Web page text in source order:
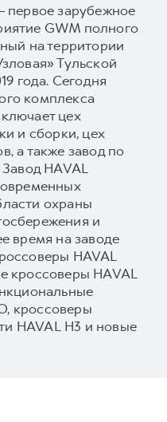
первое зарубежное
GWM полного
на территории
Тульской
года. Сегодня
комплекса
цех
и сборки, цех
а также завод по
HAVAL
охраны
и
время на заводе
HAVAL
кроссоверы HAVAL
кроссоверы
HAVAL H3 и новые